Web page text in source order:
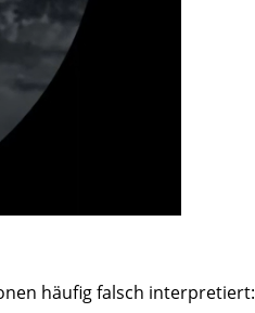
häufig falsch interpretiert: